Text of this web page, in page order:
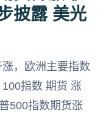
披露 美光
，欧洲主要指数
指数 期货 涨
500指数期货涨